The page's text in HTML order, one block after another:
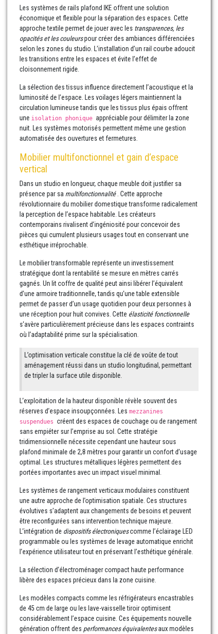
Les systèmes de rails plafond IKE offrent une solution
économique et flexible pour la séparation des espaces. Cette
approche textile permet de jouer avec les transparences, les
opacités et les couleurspour créer des ambiances différenciées
selon les zones du studio. L’installation d’un rail courbe adoucit
les transitions entre les espaces et évite l’effet de
cloisonnement rigide.
La sélection des tissus influence directement l’acoustique et la
luminosité de l’espace. Les voilages légers maintiennent la
circulation lumineuse tandis que les tissus plus épais offrent
une isolation phonique appréciable pour délimiter la zone
nuit. Les systèmes motorisés permettent même une gestion
automatisée des ouvertures et fermetures.
Mobilier multifonctionnel et gain d’espace
vertical
Dans un studio en longueur, chaque meuble doit justifier sa
présence par sa multifonctionnalité. Cette approche
révolutionnaire du mobilier domestique transforme radicalement
la perception de l’espace habitable. Les créateurs
contemporains rivalisent d’ingéniosité pour concevoir des
pièces qui cumulent plusieurs usages tout en conservant une
esthétique irréprochable.
Le mobilier transformable représente un investissement
stratégique dont la rentabilité se mesure en mètres carrés
gagnés. Un lit coffre de qualité peut ainsi libérer l’équivalent
d’une armoire traditionnelle, tandis qu’une table extensible
permet de passer d’un usage quotidien pour deux personnes à
une réception pour huit convives. Cette élasticité fonctionnelle
s’avère particulièrement précieuse dans les espaces contraints
où l’adaptabilité prime sur la spécialisation.
L’optimisation verticale constitue la clé de voûte de tout
aménagement réussi dans un studio longitudinal, permettant
de tripler la surface utile disponible.
L’exploitation de la hauteur disponible révèle souvent des
réserves d’espace insoupçonnées. Les mezzanines
suspendues créent des espaces de couchage ou de rangement
sans empiéter sur l’emprise au sol. Cette stratégie
tridimensionnelle nécessite cependant une hauteur sous
plafond minimale de 2,8 mètres pour garantir un confort d’usage
optimal. Les structures métalliques légères permettent des
portées importantes avec un impact visuel minimal.
Les systèmes de rangement verticaux modulaires constituent
une autre approche de l’optimisation spatiale. Ces structures
évolutives s’adaptent aux changements de besoins et peuvent
être reconfigurées sans intervention technique majeure.
L’intégration de dispositifs électroniquescomme l’éclairage LED
programmable ou les systèmes de levage automatique enrichit
l’expérience utilisateur tout en préservant l’esthétique générale.
La sélection d’électroménager compact haute performance
libère des espaces précieux dans la zone cuisine.
Les modèles compacts comme les réfrigérateurs encastrables
de 45 cm de large ou les lave-vaisselle tiroir optimisent
considérablement l’espace cuisine. Ces équipements nouvelle
génération offrent des performances équivalentesaux modèles